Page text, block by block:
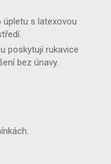
úpletu s latexovou
poskytují rukavice
bez únavy.